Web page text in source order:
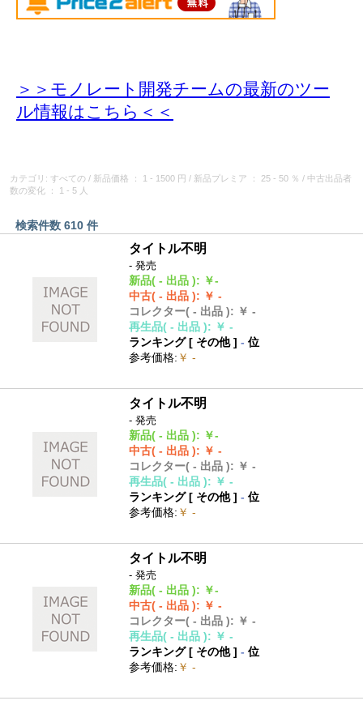
＞＞モノレート開発チームの最新のツー
ル情報はこちら＜＜
カテゴリ: すべての / 新品価格 ： 1 - 1500 円 / 新品プレミア ： 25 - 50 ％ / 中古出品者
数の変化
： 1 - 5 人
検索件数 610 件
タイトル不明
- 発売
新品( - 出品 ): ￥-
中古( - 出品 ): ￥ -
コレクター( - 出品 ): ￥ -
再生品( - 出品 ): ￥ -
ランキング [ その他]- 位
参考価格: ￥ -
タイトル不明
- 発売
新品( - 出品 ): ￥-
中古( - 出品 ): ￥ -
コレクター( - 出品 ): ￥ -
再生品( - 出品 ): ￥ -
ランキング [ その他]- 位
参考価格: ￥ -
タイトル不明
- 発売
新品( - 出品 ): ￥-
中古( - 出品 ): ￥ -
コレクター( - 出品 ): ￥ -
再生品( - 出品 ): ￥ -
ランキング [ その他]- 位
参考価格: ￥ -